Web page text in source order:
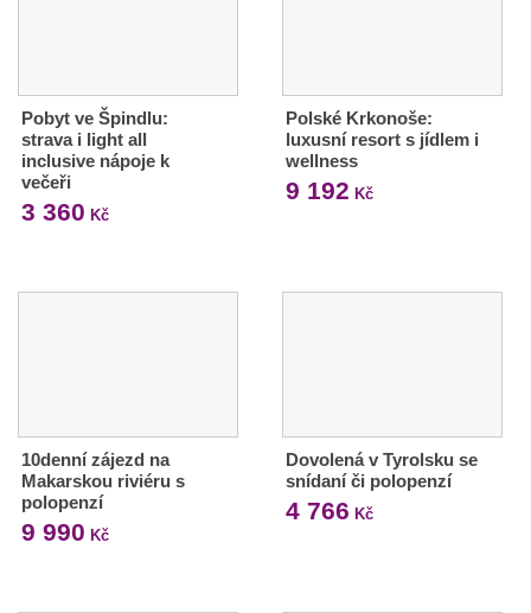
Pobyt ve Špindlu:
strava i light all
inclusive nápoje k
večeři
3 360 Kč
Polské Krkonoše:
luxusní resort s jídlem i
wellness
9 192 Kč
10denní zájezd na
Makarskou riviéru s
polopenzí
9 990 Kč
Dovolená v Tyrolsku se
snídaní či polopenzí
4 766 Kč